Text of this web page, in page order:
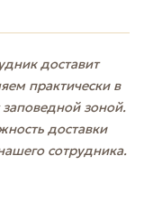
доставит
практически в
зоной.
доставки
сотрудника.